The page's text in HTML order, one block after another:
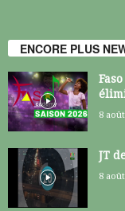
ENCORE PLUS
8
JT
8